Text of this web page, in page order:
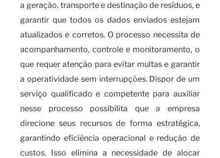
a geração, transporte e destinação de resíduos, e
garantir que todos os dados enviados estejam
atualizados e corretos. O processo necessita de
acompanhamento, controle e monitoramento, o
que requer atenção para evitar multas e garantir
a operatividade sem interrupções. Dispor de um
serviço qualificado e competente para auxiliar
nesse processo possibilita que a empresa
direcione seus recursos de forma estratégica,
garantindo eficiência operacional e redução de
custos. Isso elimina a necessidade de alocar